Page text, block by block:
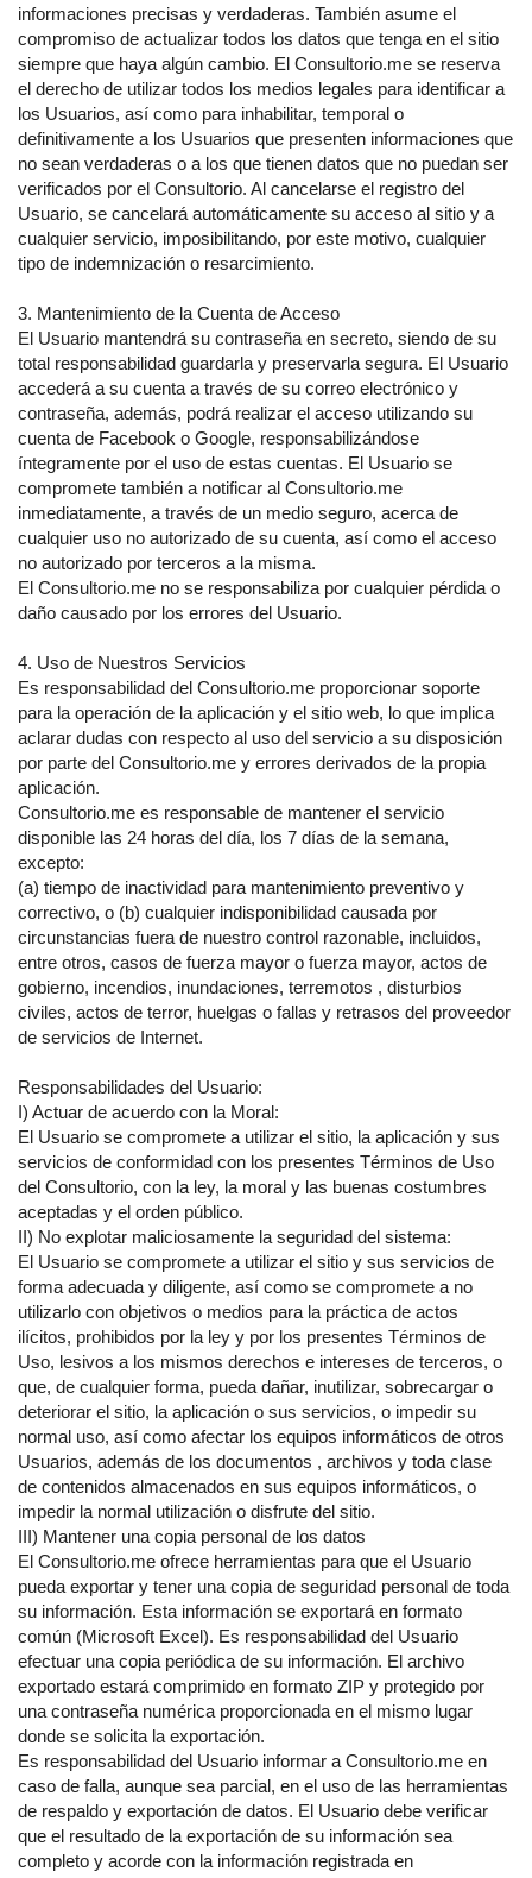
informaciones precisas y verdaderas. También asume el
compromiso de actualizar todos los datos que tenga en el sitio
siempre que haya algún cambio. El Consultorio.me se reserva
el derecho de utilizar todos los medios legales para identificar a
los Usuarios, así como para inhabilitar, temporal o
definitivamente a los Usuarios que presenten informaciones que
no sean verdaderas o a los que tienen datos que no puedan ser
verificados por el Consultorio. Al cancelarse el registro del
Usuario, se cancelará automáticamente su acceso al sitio y a
cualquier servicio, imposibilitando, por este motivo, cualquier
tipo de indemnización o resarcimiento.
3. Mantenimiento de la Cuenta de Acceso
El Usuario mantendrá su contraseña en secreto, siendo de su
total responsabilidad guardarla y preservarla segura. El Usuario
accederá a su cuenta a través de su correo electrónico y
contraseña, además, podrá realizar el acceso utilizando su
cuenta de Facebook o Google, responsabilizándose
íntegramente por el uso de estas cuentas. El Usuario se
compromete también a notificar al Consultorio.me
inmediatamente, a través de un medio seguro, acerca de
cualquier uso no autorizado de su cuenta, así como el acceso
no autorizado por terceros a la misma.
El Consultorio.me no se responsabiliza por cualquier pérdida o
daño causado por los errores del Usuario.
4. Uso de Nuestros Servicios
Es responsabilidad del Consultorio.me proporcionar soporte
para la operación de la aplicación y el sitio web, lo que implica
aclarar dudas con respecto al uso del servicio a su disposición
por parte del Consultorio.me y errores derivados de la propia
aplicación.
Consultorio.me es responsable de mantener el servicio
disponible las 24 horas del día, los 7 días de la semana,
excepto:
(a) tiempo de inactividad para mantenimiento preventivo y
correctivo, o (b) cualquier indisponibilidad causada por
circunstancias fuera de nuestro control razonable, incluidos,
entre otros, casos de fuerza mayor o fuerza mayor, actos de
gobierno, incendios, inundaciones, terremotos , disturbios
civiles, actos de terror, huelgas o fallas y retrasos del proveedor
de servicios de Internet.
Responsabilidades del Usuario:
I) Actuar de acuerdo con la Moral:
El Usuario se compromete a utilizar el sitio, la aplicación y sus
servicios de conformidad con los presentes Términos de Uso
del Consultorio, con la ley, la moral y las buenas costumbres
aceptadas y el orden público.
II) No explotar maliciosamente la seguridad del sistema:
El Usuario se compromete a utilizar el sitio y sus servicios de
forma adecuada y diligente, así como se compromete a no
utilizarlo con objetivos o medios para la práctica de actos
ilícitos, prohibidos por la ley y por los presentes Términos de
Uso, lesivos a los mismos derechos e intereses de terceros, o
que, de cualquier forma, pueda dañar, inutilizar, sobrecargar o
deteriorar el sitio, la aplicación o sus servicios, o impedir su
normal uso, así como afectar los equipos informáticos de otros
Usuarios, además de los documentos , archivos y toda clase
de contenidos almacenados en sus equipos informáticos, o
impedir la normal utilización o disfrute del sitio.
III) Mantener una copia personal de los datos
El Consultorio.me ofrece herramientas para que el Usuario
pueda exportar y tener una copia de seguridad personal de toda
su información. Esta información se exportará en formato
común (Microsoft Excel). Es responsabilidad del Usuario
efectuar una copia periódica de su información. El archivo
exportado estará comprimido en formato ZIP y protegido por
una contraseña numérica proporcionada en el mismo lugar
donde se solicita la exportación.
Es responsabilidad del Usuario informar a Consultorio.me en
caso de falla, aunque sea parcial, en el uso de las herramientas
de respaldo y exportación de datos. El Usuario debe verificar
que el resultado de la exportación de su información sea
completo y acorde con la información registrada en